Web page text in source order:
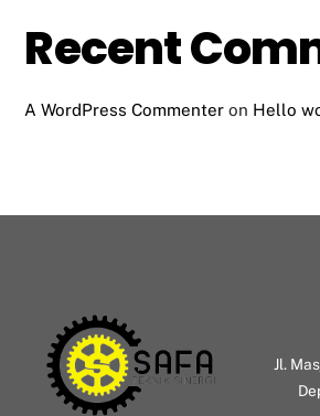
Recent
A WordPress Commenter on Hello
Jl.